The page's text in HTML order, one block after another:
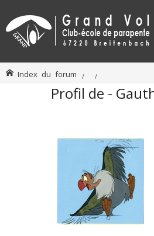
Index du forum
Profil de -